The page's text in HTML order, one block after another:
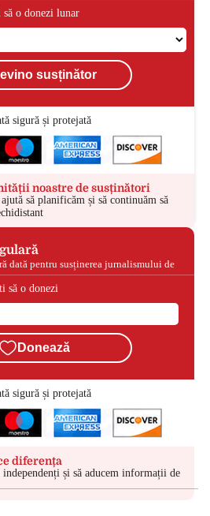
să o donezi lunar
susținător
sigură și protejată
noastre de susținători
să planificăm și să continuăm să
dată pentru susținerea jurnalismului de
să o donezi
Donează
sigură și protejată
diferența
și să aducem informații de